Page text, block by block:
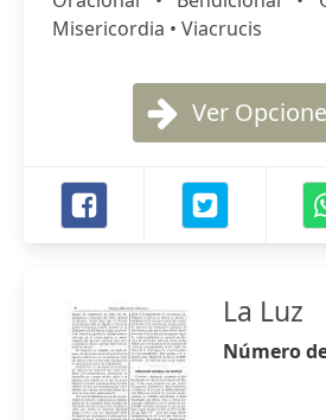
Misericordia • Viacrucis
Ver
La Luz
Número